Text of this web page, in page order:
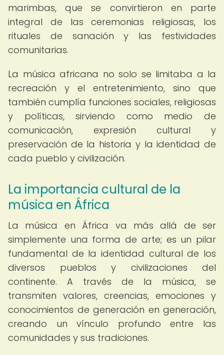
marimbas, que se convirtieron en parte
integral de las ceremonias religiosas, los
rituales de sanación y las festividades
comunitarias.
La música africana no solo se limitaba a la
recreación y el entretenimiento, sino que
también cumplía funciones sociales, religiosas
y políticas, sirviendo como medio de
comunicación, expresión cultural y
preservación de la historia y la identidad de
cada pueblo y civilización.
La importancia cultural de la
música en África
La música en África va más allá de ser
simplemente una forma de arte; es un pilar
fundamental de la identidad cultural de los
diversos pueblos y civilizaciones del
continente. A través de la música, se
transmiten valores, creencias, emociones y
conocimientos de generación en generación,
creando un vínculo profundo entre las
comunidades y sus tradiciones.